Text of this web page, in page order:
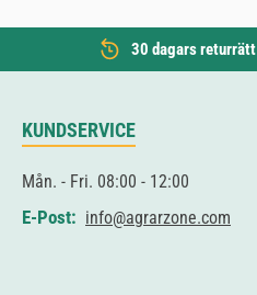
30 dagars returrätt
KUNDSERVICE
Mån. - Fri. 08:00 - 12:00
E-Post: info@agrarzone.com